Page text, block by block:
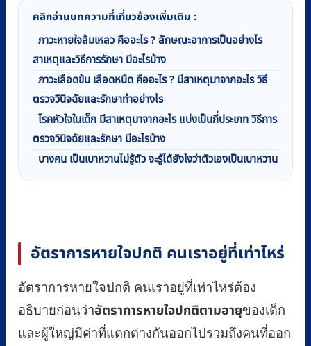
คลิกอ่านบทความที่เกี่ยวข้องเพิ่มเติม :
ภาวะหายใจล้มเหลว คืออะไร ? ลักษณะอาการเป็นอย่างไร
สาเหตุและวิธีการรักษา มีอะไรบ้าง
ภาวะเลือดข้น เลือดหนืด คืออะไร ? มีสาเหตุมาจากอะไร วิธี
ตรวจวินิจฉัยและรักษาทำอย่างไร
โรคหัวใจในเด็ก มีสาเหตุมาจากอะไร แบ่งเป็นกี่ประเภท วิธีการ
ตรวจวินิจฉัยและรักษา มีอะไรบ้าง
บางคน เป็นเบาหวานไม่รู้ตัว จะรู้ได้ยังไงว่าตัวเองเป็นเบาหวาน
อัตราการหายใจปกติ คนเราอยู่ที่เท่าไหร่
อัตราการหายใจปกติ คนเราอยู่ที่เท่าไหร่ต้อง
อธิบายก่อนว่าอัตราการหายใจปกติตามอายุของเด็ก
และผู้ใหญ่มีค่าที่แตกต่างกันออกไปรวมถึงคนที่ออก